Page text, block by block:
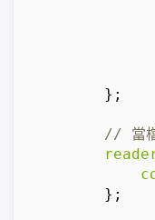
};
};